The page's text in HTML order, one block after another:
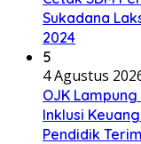
Sukadana
2024
5
4 Agustus
OJK
Inklusi
Pendidik